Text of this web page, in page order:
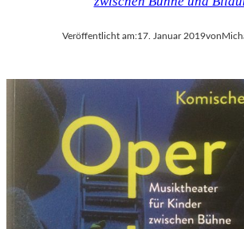
Veröffentlicht am:17. Januar 2019von